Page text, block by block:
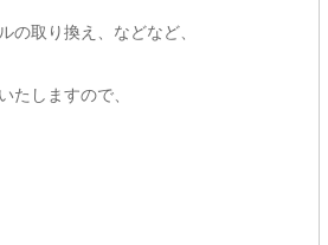
の取り換え、などなど、
たしますので、